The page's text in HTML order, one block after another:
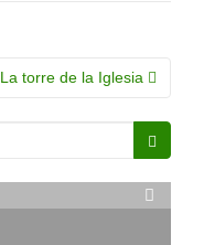
La torre de la Iglesia